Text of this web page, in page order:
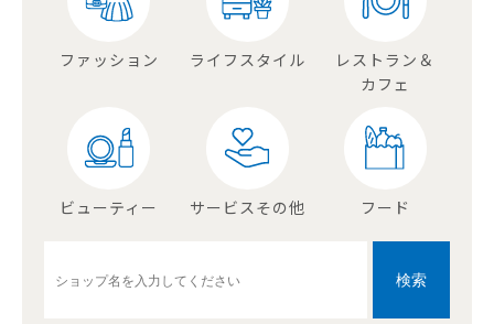
ファッション ライフスタイル
レストラン＆
カフェ
ビューティー サービスその他 フード